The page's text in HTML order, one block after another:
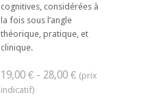
cognitives, considérées à
la fois sous l’angle
théorique, pratique, et
clinique.
19,00 € - 28,00 €